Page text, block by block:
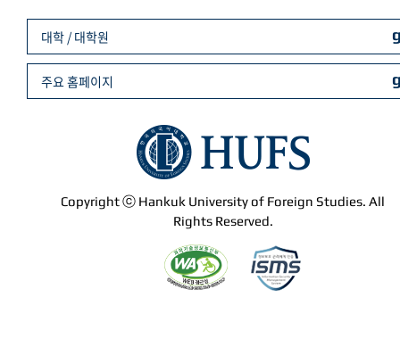
Copyright ⓒ Hankuk University of Foreign Studies. All
Rights Reserved.
대학 / 대학원
주요 홈페이지